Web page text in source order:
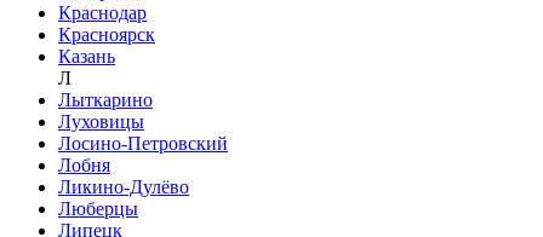
Краснодар
Красноярск
Казань
Л
Лыткарино
Луховицы
Лосино-Петровский
Лобня
Ликино-Дулёво
Люберцы
Липецк